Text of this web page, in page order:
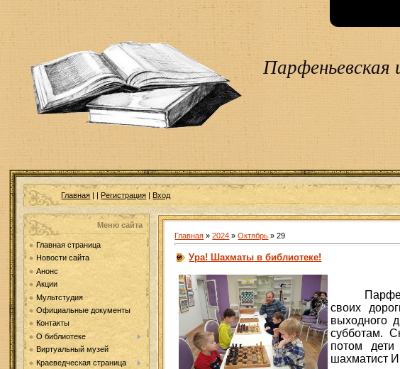
Главная | |Регистрация |Вход
Меню сайта
Главная страница
Новости сайта
Анонс
Акции
Мультстудия
Официальные документы
Контакты
О библиотеке
Виртуальный музей
Краеведческая страница
Главная »2024 » Октябрь » 29
Ура! Шахматы в библиотеке!
своих
выходного
субботам.
потом
шахматист